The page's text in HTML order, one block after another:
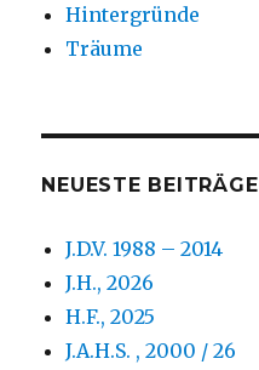
Hintergründe
Träume
NEUESTE BEITRÄGE
J.D.V. 1988 – 2014
J.H., 2026
H.F., 2025
J.A.H.S. , 2000 / 26